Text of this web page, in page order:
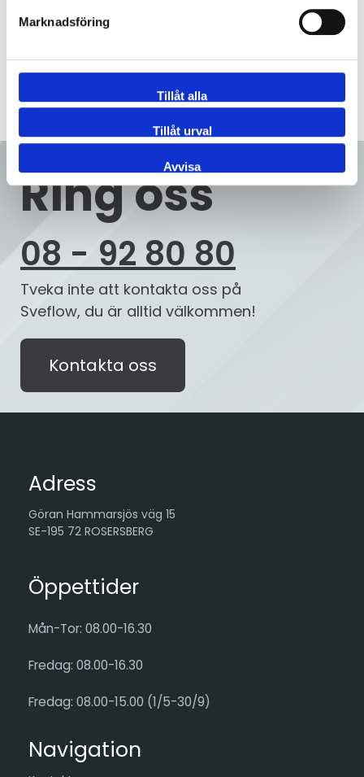
Marknadsföring
Tillåt alla
Tillåt urval
Avvisa
Ring oss
08 - 92 80 80
Tveka inte att kontakta oss på
Sveflow, du är alltid välkommen!
Kontakta oss
Adress
Göran Hammarsjös väg 15
SE-195 72 ROSERSBERG
Öppettider
Mån-Tor: 08.00-16.30
Fredag: 08.00-16.30
Fredag: 08.00-15.00 (1/5-30/9)
Navigation